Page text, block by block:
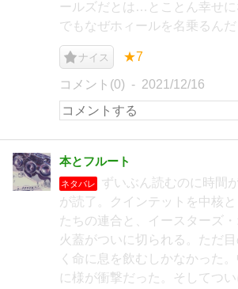
ールズだとは…とことん幸せに
でもなぜホィールを名乗るんだ
ナイス ★7
コメント(0) 2021/12/16
本とフルート
ネタバレ
ずいぶん読むのに時間
が読了。クインテットを中核
たちの連合と、イースターズ
火蓋がついに切られる。ただ
く命に息を飲むしかなかった
に様が衝撃だった。そしてつ